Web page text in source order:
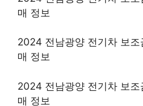
매 정보
2024 전남광양 전기차 보
매 정보
2024 전남광양 전기차 보
매 정보